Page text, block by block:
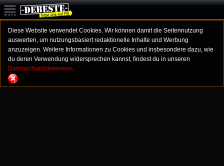
Diese Website verwendet Cookies. Wir können damit die Seitennutzung
auswerten, um nutzungsbasiert redaktionelle Inhalte und Werbung
anzuzeigen. Weitere Informationen zu Cookies und insbesondere dazu, wie
du deren Verwendung widersprechen kannst, findest du in unseren
Datenschutzhinweisen.